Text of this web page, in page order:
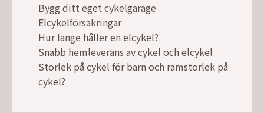
Bygg ditt eget cykelgarage
Elcykelförsäkringar
Hur länge håller en elcykel?
Snabb hemleverans av cykel och elcykel
Storlek på cykel för barn och ramstorlek på
cykel?